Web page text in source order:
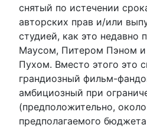
снятый по истечении
авторских прав и/или
студией, как это недавно
Маусом, Питером Пэном
Пухом. Вместо этого это
грандиозный фильм-
амбициозный при
(предположительно,
предполагаемого